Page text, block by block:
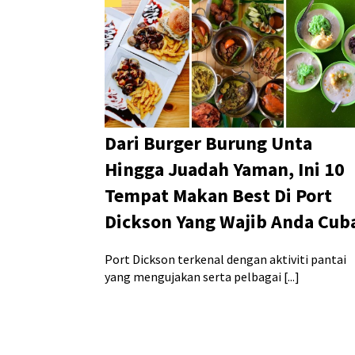
Dari Burger Burung Unta
Hingga Juadah Yaman, Ini 10
Tempat Makan Best Di Port
Dickson Yang Wajib Anda
Port Dickson terkenal dengan aktiviti pantai
yang mengujakan serta pelbagai [...]